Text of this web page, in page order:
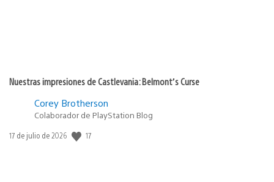
Nuestras impresiones de Castlevania: Belmont’s Curse
Corey Brotherson
Colaborador de PlayStation Blog
Fecha
17 de julio de 2026 17